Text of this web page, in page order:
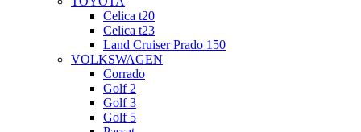
Celica t20
Celica t23
Land Cruiser Prado 150
VOLKSWAGEN
Corrado
Golf 2
Golf 3
Golf 5